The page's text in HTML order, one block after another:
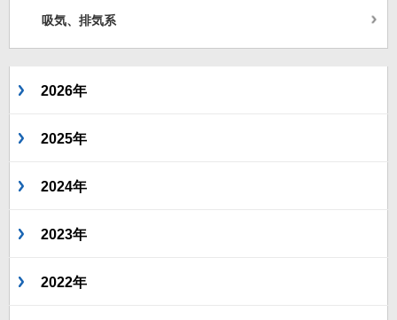
吸気、排気系
2026年
2025年
2024年
2023年
2022年